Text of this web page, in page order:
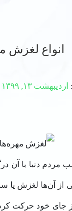
انواع
اردیبهشت ۱۳, ۱۳۹۹
دنیا با آن
از آن‌ها لغزش
خود حرکت